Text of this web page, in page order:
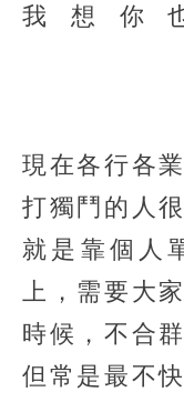
我想你
現在各行各
打獨鬥的人
就是靠個人
上，需要大
時候，不合
但常是最不